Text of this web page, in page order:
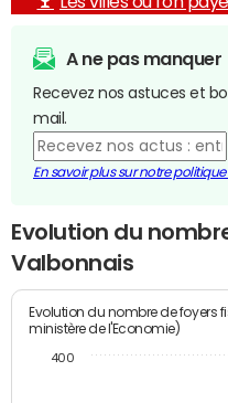
A ne pas manquer
Recevez nos astuces et
mail.
En savoir plus sur notre
Evolution du
Valbonnais
Evolution du nombre de foyers
ministère de l'Economie)
400